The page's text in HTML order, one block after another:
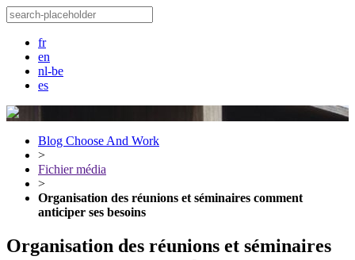
fr
en
nl-be
es
Blog Choose And Work
>
Fichier média
>
Organisation des réunions et séminaires comment
anticiper ses besoins
Organisation des réunions et séminaires